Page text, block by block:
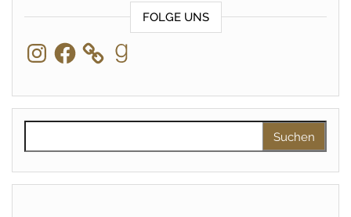
FOLGE UNS
InstagramFacebook Goodreads